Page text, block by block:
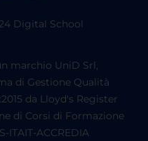
Digital School
marchio UniD Srl,
di Gestione Qualità
da Lloyd's Register
di Corsi di Formazione
ITAIT-ACCREDIA